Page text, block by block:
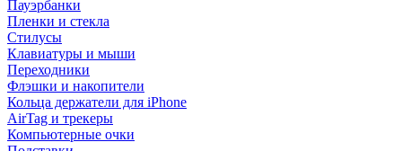
Пауэрбанки
Пленки и стекла
Стилусы
Клавиатуры и мыши
Переходники
Флэшки и накопители
Кольца держатели для iPhone
AirTag и трекеры
Компьютерные очки